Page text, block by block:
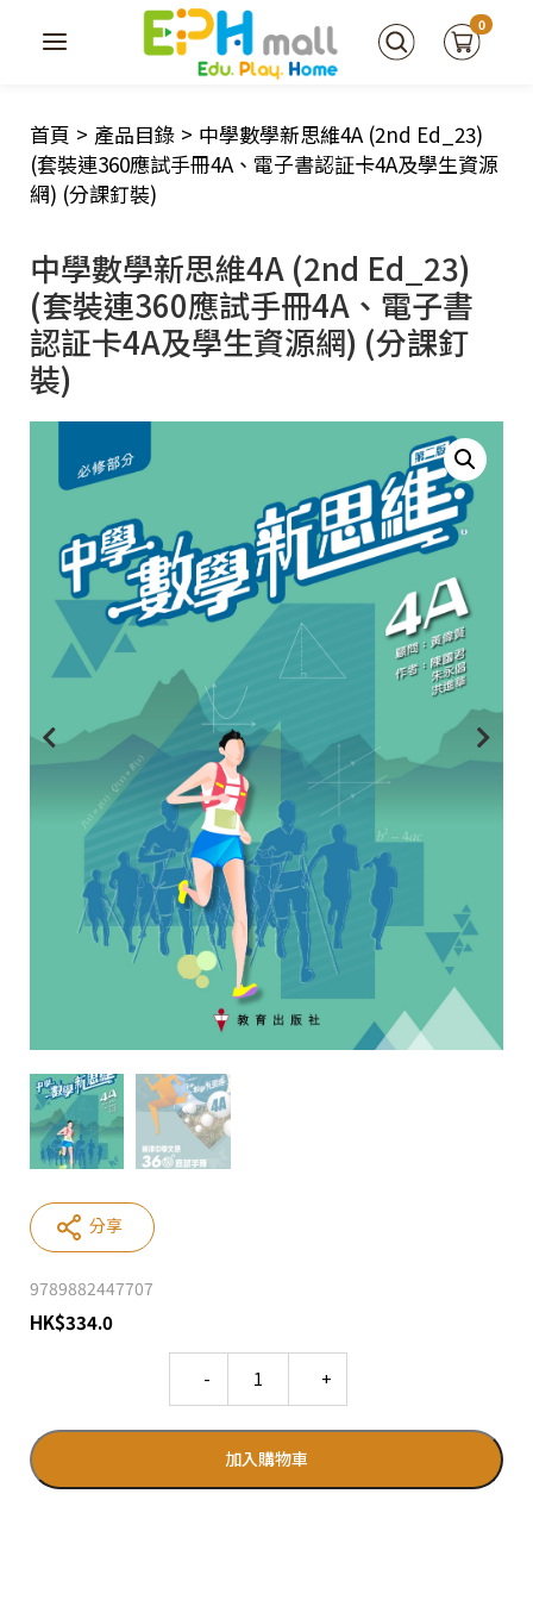
0
首頁 > 產品目錄 > 中學數學新思維4A (2nd Ed_23)
(套裝連360應試手冊4A、電子書認証卡4A及學生資源
網) (分課釘裝)
中學數學新思維4A (2nd Ed_23)
(套裝連360應試手冊4A、電子書
認証卡4A及學生資源網) (分課釘
裝)
9789882447707
HK$334.0
加入購物車
分享